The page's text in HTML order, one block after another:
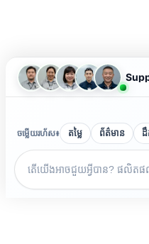
ចម្លើយរហ័ស៖ តម្លៃ ព័ត៌មាន